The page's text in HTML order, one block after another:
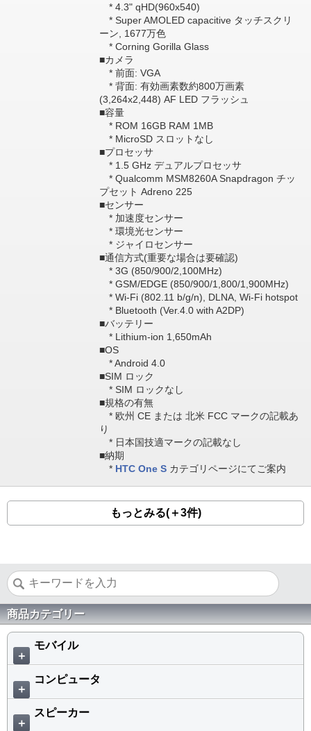
* 4.3" qHD(960x540)
* Super AMOLED capacitive タッチスクリ
ーン, 1677万色
* Corning Gorilla Glass
■カメラ
* 前面: VGA
* 背面: 有効画素数約800万画素
(3,264x2,448) AF LED フラッシュ
■容量
* ROM 16GB RAM 1MB
* MicroSD スロットなし
■プロセッサ
* 1.5 GHz デュアルプロセッサ
* Qualcomm MSM8260A Snapdragon チッ
プセット Adreno 225
■センサー
* 加速度センサー
* 環境光センサー
* ジャイロセンサー
■通信方式(重要な場合は要確認)
* 3G (850/900/2,100MHz)
* GSM/EDGE (850/900/1,800/1,900MHz)
* Wi-Fi (802.11 b/g/n), DLNA, Wi-Fi hotspot
* Bluetooth (Ver.4.0 with A2DP)
■バッテリー
* Lithium-ion 1,650mAh
■OS
* Android 4.0
■SIM ロック
* SIM ロックなし
■規格の有無
* 欧州 CE または 北米 FCC マークの記載あ
り
* 日本国技適マークの記載なし
■納期
* HTC One Sカテゴリページにてご案内
もっとみる(＋3件)
商品カテゴリー
＋
モバイル
＋
コンピュータ
＋
スピーカー